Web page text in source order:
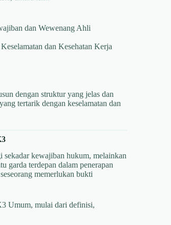
dan Wewenang Ahli
dan Kesehatan Kerja
dengan struktur yang jelas dan
tertarik dengan keselamatan dan
kewajiban hukum, melainkan
garda terdepan dalam penerapan
memerlukan bukti
Umum, mulai dari definisi,